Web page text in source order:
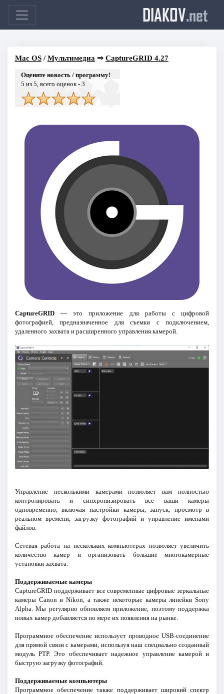
DIAKOV.net
Mac OS/Мультимедиа ⇒ CaptureGRID 4.27
Оцените новость / программу!
5 из 5, всего оценок - 3
CaptureGRID— это приложение для работы с цифровой
фотографией, предназначенное для съемки с подключением,
удаленного захвата и расширенного управления камерой.
Управление несколькими камерами позволяет вам полностью
контролировать и синхронизировать все ваши камеры
одновременно, включая настройки камеры, запуск, просмотр в
реальном времени, загрузку фотографий и управление именами
файлов.
Сетевая работа на нескольких компьютерах позволяет увеличить
количество камер и организовать большие многокамерные
установки захвата.
Поддерживаемые камеры
CaptureGRID поддерживает все современные цифровые зеркальные
камеры Canon и Nikon, а также некоторые камеры линейки Sony
Alpha. Мы регулярно обновляем приложение, поэтому поддержка
новых камер добавляется по мере их появления на рынке.
Программное обеспечение использует проводное USB-соединение
для прямой связи с камерами, используя наш специально созданный
модуль PTP. Это обеспечивает надежное управление камерой и
быструю загрузку фотографий.
Поддерживаемые компьютеры
Программное обеспечение также поддерживает широкий спектр